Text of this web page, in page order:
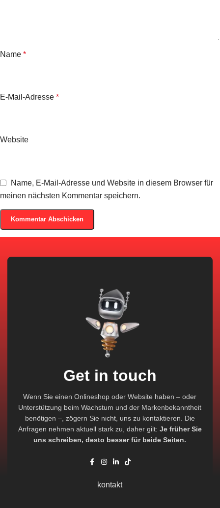
Name *
E-Mail-Adresse *
Website
Name, E-Mail-Adresse und Website in diesem Browser für
meinen nächsten Kommentar speichern.
Get in touch
Wenn Sie einen Onlineshop oder Website haben – oder
Unterstützung beim Wachstum und der Markenbekanntheit
benötigen –, zögern Sie nicht, uns zu kontaktieren. Die
Anfragen nehmen aktuell stark zu, daher gilt: Je früher Sie
uns schreiben, desto besser für beide Seiten.
kontakt